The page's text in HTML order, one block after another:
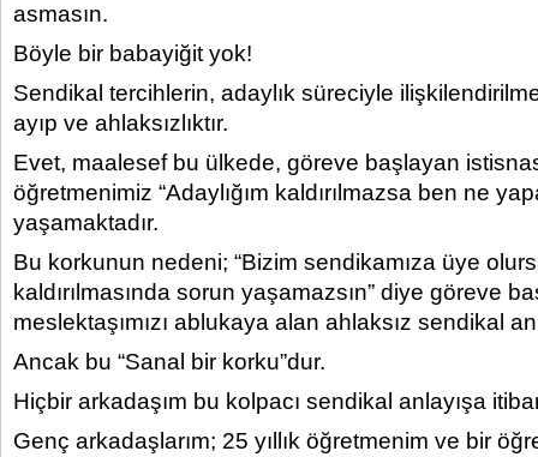
asmasın.
Böyle bir babayiğit yok!
Sendikal tercihlerin, adaylık süreciyle
ayıp ve ahlaksızlıktır.
Evet, maalesef bu ülkede, göreve başlayan
öğretmenimiz “Adaylığım kaldırılmazsa ben ne
yaşamaktadır.
Bu korkunun nedeni; “Bizim sendikamıza üye
kaldırılmasında sorun yaşamazsın” diye göreve
meslektaşımızı ablukaya alan ahlaksız sendikal
Ancak bu “Sanal bir korku”dur.
Hiçbir arkadaşım bu kolpacı sendikal anlayışa
Genç arkadaşlarım; 25 yıllık öğretmenim ve bir